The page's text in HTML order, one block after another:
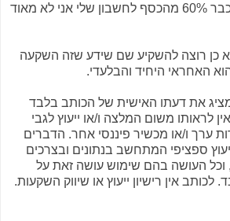
מכיוון שהוצאתי חזרה כבר 60% מהכסף לחשבון שלי אני לא מאוד
כן רוצה להשקיע שם שידע שזה השקעה
האחראי היחיד והבלעדי.
את דעתו האישית של הכותב בלבד
לראותו משום המלצה ו/או ייעוץ לגבי
ערך ו/או מכשיר פיננסי אחר. הדברים
ספציפי המתחשב בנתונים ובצרכים
וכל העושה בהם שימוש עושה זאת על
לכותב אין רישיון ייעוץ או שיווק השקעות.